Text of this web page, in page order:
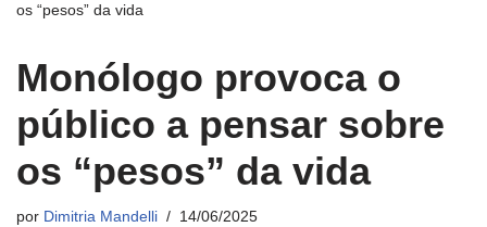
os “pesos” da vida
Monólogo provoca o
público a pensar sobre
os “pesos” da vida
por Dimitria Mandelli 14/06/2025